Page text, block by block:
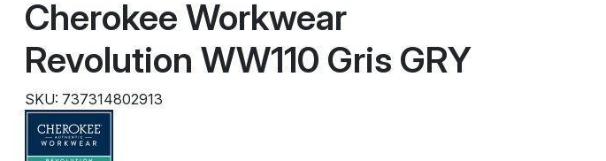
Cherokee Workwear
Revolution WW110 Gris GRY
SKU: 737314802913